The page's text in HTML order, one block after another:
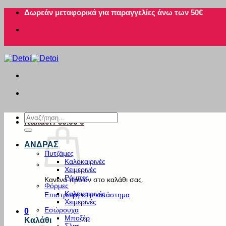
Μετάβαση
περιεχόμενο
Δωρεάν μεταφορικά για παραγγελίες άνω των 50€
Καλάθι /€0.00 0
Κανένα προϊόν στο καλάθι σας.
Επιστροφή στο κατάστημα
0
Καλάθι
Αναζήτηση
για:
ΑΝΔΡΑΣ
Πυτζάμες
Καλοκαιρινές
Χειμερινές
Ρόμπες
Φόρμες
Καλοκαιρινές
Χειμερινές
Εσώρουχα
Μποξέρ